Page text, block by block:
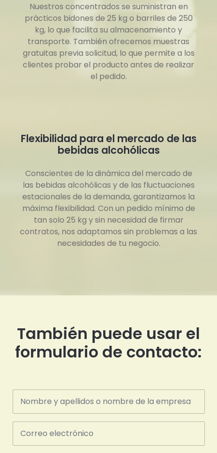
Nuestros concentrados se suministran en
prácticos bidones de 25 kg o barriles de 250
kg, lo que facilita su almacenamiento y
transporte. También ofrecemos muestras
gratuitas previa solicitud, lo que permite a los
clientes probar el producto antes de realizar
el pedido.
Flexibilidad para el mercado de las
bebidas alcohólicas
Conscientes de la dinámica del mercado de
las bebidas alcohólicas y de las fluctuaciones
estacionales de la demanda, garantizamos la
máxima flexibilidad. Con un pedido mínimo de
tan solo 25 kg y sin necesidad de firmar
contratos, nos adaptamos sin problemas a las
necesidades de tu negocio.
También puede usar el
formulario de contacto: